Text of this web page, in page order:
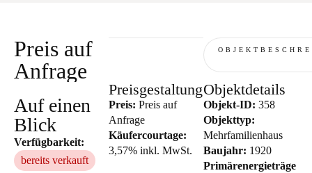
Preis auf
Anfrage
Auf einen
Blick
Verfügbarkeit:
bereits verkauft
Preisgestaltung
Preis: Preis auf
Anfrage
Käufercourtage:
3,57% inkl. MwSt.
Objektdetails
Objekt-ID: 358
Objekttyp:
Mehrfamilienhaus
Baujahr: 1920
Primärenergieträge